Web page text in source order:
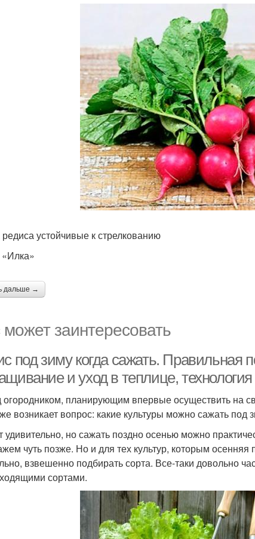
устойчивые к стрелкованию
дальше →
заинтересовать
под зиму когда сажать. Правильная
и уход в теплице,
планирующим впервые осуществить на
возникает вопрос: какие культуры можно сажать
удивительно, но сажать поздно осенью можно
чуть позже. Но и для тех культур, которым
взвешенно подбирать сорта. Все-таки довольно
сортами.